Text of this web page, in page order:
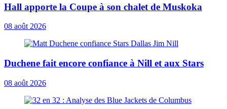
Hall apporte la Coupe à son chalet de Muskoka
08 août 2026
Duchene fait encore confiance à Nill et aux Stars
08 août 2026